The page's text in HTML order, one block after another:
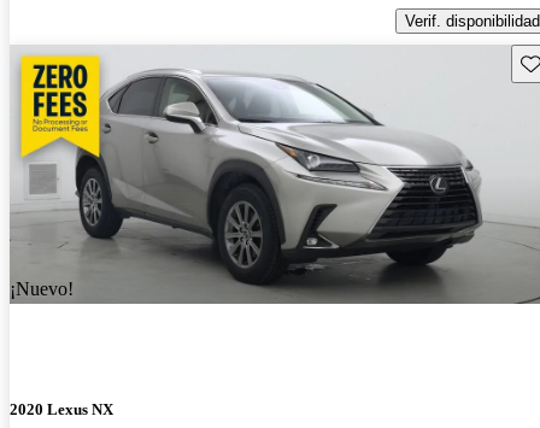
Verif. disponibilidad
¡Nuevo!
2020 Lexus NX